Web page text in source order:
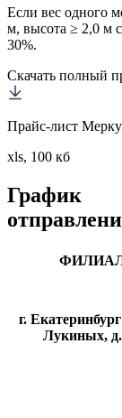
Если вес одного
м, высота ≥ 2,0 м
30%.
Скачать полный
Прайс-лист
xls, 100 кб
График
г.
Лукиных,